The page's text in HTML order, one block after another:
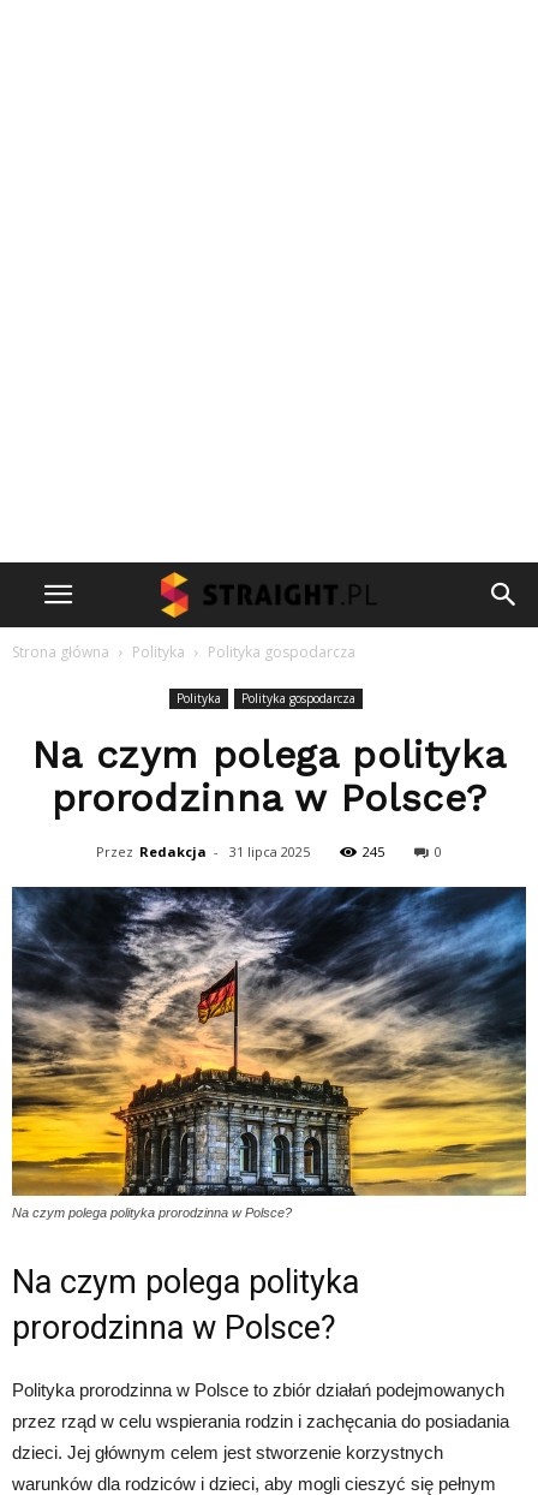
Strona główna Polityka Polityka gospodarcza
Polityka Polityka gospodarcza
Na czym polega polityka
prorodzinna w Polsce?
Przez Redakcja - 31 lipca 2025 245 0
Na czym polega polityka prorodzinna w Polsce?
Na czym polega polityka
prorodzinna w Polsce?
Polityka prorodzinna w Polsce to zbiór działań podejmowanych
przez rząd w celu wspierania rodzin i zachęcania do posiadania
dzieci. Jej głównym celem jest stworzenie korzystnych
warunków dla rodziców i dzieci, aby mogli cieszyć się pełnym